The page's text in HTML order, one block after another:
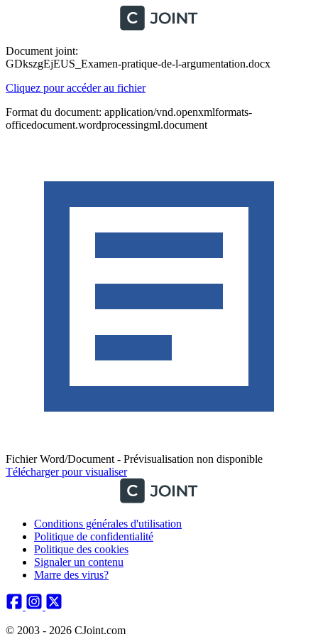
Document joint:
GDkszgEjEUS_Examen-pratique-de-l-argumentation.docx
Cliquez pour accéder au fichier
Format du document: application/vnd.openxmlformats-
officedocument.wordprocessingml.document
Fichier Word/Document - Prévisualisation non disponible
Télécharger pour visualiser
Conditions générales d'utilisation
Politique de confidentialité
Politique des cookies
Signaler un contenu
Marre des virus?
© 2003 - 2026 CJoint.com